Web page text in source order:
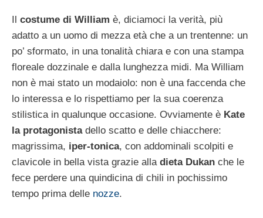
Il costume di William è, diciamoci la verità, più
adatto a un uomo di mezza età che a un trentenne: un
po’ sformato, in una tonalità chiara e con una stampa
floreale dozzinale e dalla lunghezza midi. Ma William
non è mai stato un modaiolo: non è una faccenda che
lo interessa e lo rispettiamo per la sua coerenza
stilistica in qualunque occasione. Ovviamente è Kate
la protagonistadello scatto e delle chiacchere:
magrissima, iper-tonica, con addominali scolpiti e
clavicole in bella vista grazie alla dieta Dukan che le
fece perdere una quindicina di chili in pochissimo
tempo prima delle nozze.